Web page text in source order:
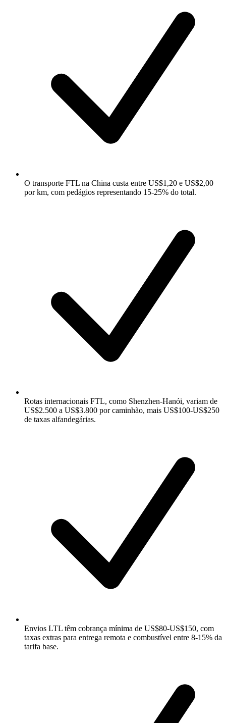
O transporte FTL na China custa entre US$1,20 e US$2,00
por km, com pedágios representando 15-25% do total.
Rotas internacionais FTL, como Shenzhen-Hanói, variam de
US$2.500 a US$3.800 por caminhão, mais US$100-US$250
de taxas alfandegárias.
Envios LTL têm cobrança mínima de US$80-US$150, com
taxas extras para entrega remota e combustível entre 8-15% da
tarifa base.